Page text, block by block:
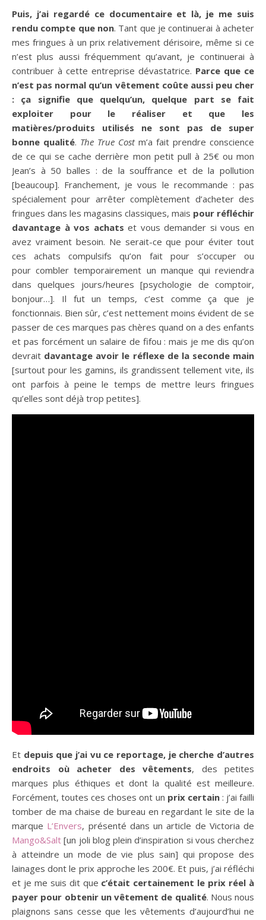
Puis, j’ai regardé ce documentaire et là, je me suis
rendu compte que non. Tant que je continuerai à acheter
mes fringues à un prix relativement dérisoire, même si ce
n’est plus aussi fréquemment qu’avant, je continuerai à
contribuer à cette entreprise dévastatrice. Parce que ce
n’est pas normal qu’un vêtement coûte aussi peu cher
: ça signifie que quelqu’un, quelque part se fait
exploiter pour le réaliser et que les
matières/produits utilisés ne sont pas de super
bonne qualité. The True Costm’a fait prendre conscience
de ce qui se cache derrière mon petit pull à 25€ ou mon
Jean’s à 50 balles : de la souffrance et de la pollution
[beaucoup]. Franchement, je vous le recommande : pas
spécialement pour arrêter complètement d’acheter des
fringues dans les magasins classiques, mais pour réfléchir
davantage à vos achats et vous demander si vous en
avez vraiment besoin. Ne serait-ce que pour éviter tout
ces achats compulsifs qu’on fait pour s’occuper ou
pour combler temporairement un manque qui reviendra
dans quelques jours/heures [psychologie de comptoir,
bonjour…]. Il fut un temps, c’est comme ça que je
fonctionnais. Bien sûr, c’est nettement moins évident de se
passer de ces marques pas chères quand on a des enfants
et pas forcément un salaire de fifou : mais je me dis qu’on
devrait davantage avoir le réflexe de la seconde main
[surtout pour les gamins, ils grandissent tellement vite, ils
ont parfois à peine le temps de mettre leurs fringues
qu’elles sont déjà trop petites].
Et depuis que j’ai vu ce reportage, je cherche d’autres
endroits où acheter des vêtements, des petites
marques plus éthiques et dont la qualité est meilleure.
Forcément, toutes ces choses ont un prix certain: j’ai failli
tomber de ma chaise de bureau en regardant le site de la
marque L’Envers, présenté dans un article de Victoria de
Mango&Salt [un joli blog plein d’inspiration si vous cherchez
à atteindre un mode de vie plus sain] qui propose des
lainages dont le prix approche les 200€. Et puis, j’ai réfléchi
et je me suis dit que c’était certainement le prix réel à
payer pour obtenir un vêtement de qualité. Nous nous
plaignons sans cesse que les vêtements d’aujourd’hui ne